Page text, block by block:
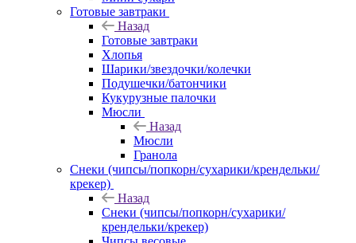
Готовые завтраки
Назад
Готовые завтраки
Хлопья
Шарики/звездочки/колечки
Подушечки/батончики
Кукурузные палочки
Мюсли
Назад
Мюсли
Гранола
Снеки (чипсы/попкорн/сухарики/крендельки/
крекер)
Назад
Снеки (чипсы/попкорн/сухарики/
крендельки/крекер)